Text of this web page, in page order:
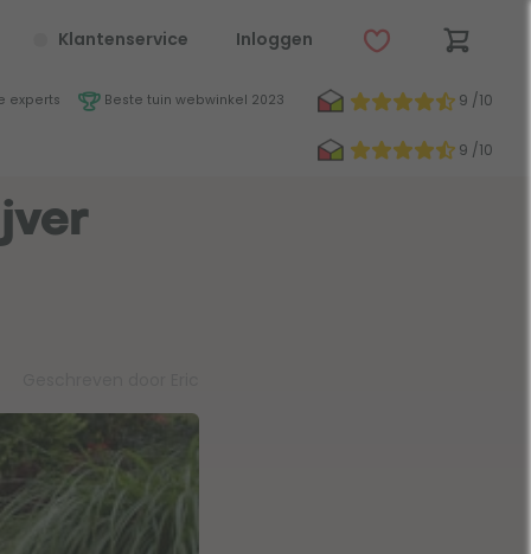
Klantenservice Inloggen
experts Beste tuin webwinkel 2023 9 /10
9 /10